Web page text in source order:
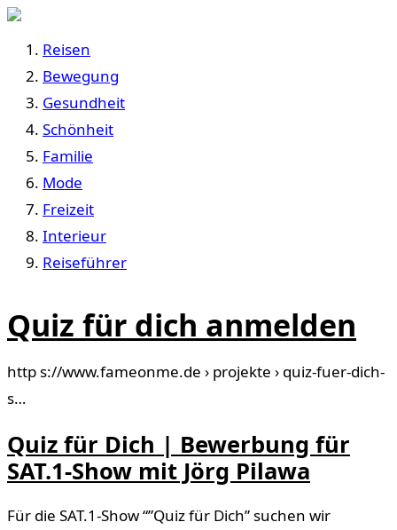
Reisen
Bewegung
Gesundheit
Schönheit
Familie
Mode
Freizeit
Interieur
Reiseführer
Quiz für dich anmelden
http s://www.fameonme.de › projekte › quiz-fuer-dich-
s…
Quiz für Dich | Bewerbung für
SAT.1-Show mit Jörg Pilawa
Für die SAT.1-Show “”Quiz für Dich” suchen wir